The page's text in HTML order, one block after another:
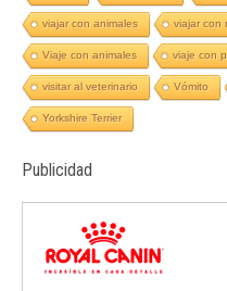
viajar con animales viajar con
Viaje con animales viaje con
visitar al veterinario Vómito
Yorkshire Terrier
Publicidad